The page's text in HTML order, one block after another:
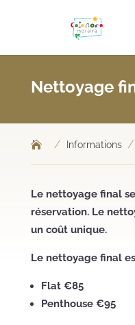
Nettoyage
/ Informations /
Le nettoyage final
réservation. Le
un coût unique.
Le nettoyage final
Flat €85
Penthouse €95